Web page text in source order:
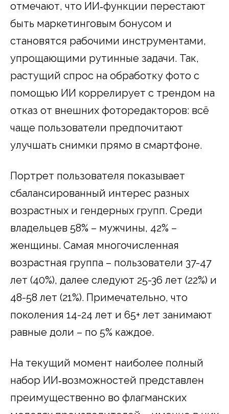
отмечают, что ИИ‑функции перестают
быть маркетинговым бонусом и
становятся рабочими инструментами,
упрощающими рутинные задачи. Так,
растущий спрос на обработку фото с
помощью ИИ коррелирует с трендом на
отказ от внешних фоторедакторов: всё
чаще пользователи предпочитают
улучшать снимки прямо в смартфоне.
Портрет пользователя показывает
сбалансированный интерес разных
возрастных и гендерных групп. Среди
владельцев 58% – мужчины, 42% –
женщины. Самая многочисленная
возрастная группа – пользователи 37-47
лет (40%), далее следуют 25-36 лет (22%) и
48-58 лет (21%). Примечательно, что
поколения 14-24 лет и 65+ лет занимают
равные доли – по 5% каждое.
На текущий момент наиболее полный
набор ИИ‑возможностей представлен
преимущественно во флагманских